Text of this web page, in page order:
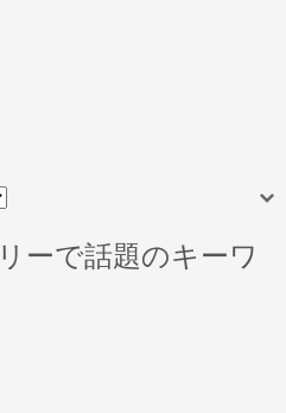
ーで話題のキーワ